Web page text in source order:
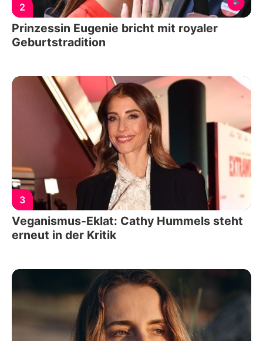
2
Prinzessin Eugenie bricht mit royaler
Geburtstradition
3
Veganismus-Eklat: Cathy Hummels steht
erneut in der Kritik